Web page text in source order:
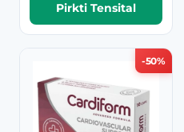
Pirkti Tensital
-50%